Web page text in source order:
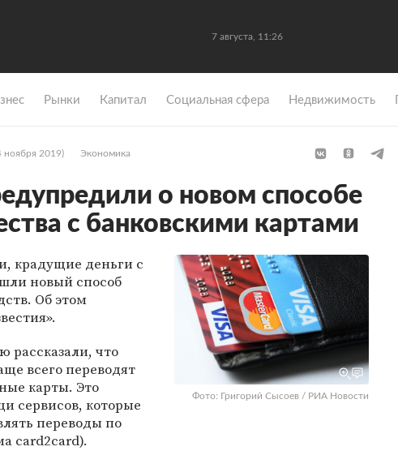
7 августа, 11:26
Рынки Капитал Социальная сфера Недвижимость
ноября 2019) Экономика
о новом способе
с банковскими картами
Фото: Григорий Сысоев / РИА Новости
крадущие деньги с
новый способ
Об этом
рассказали, что
всего переводят
карты. Это
сервисов, которые
переводы по
card2card).